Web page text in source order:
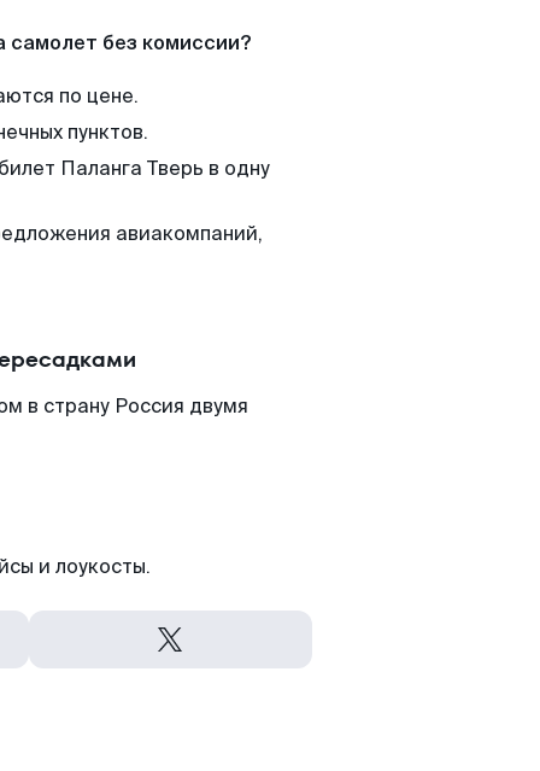
самолет без комиссии?
по цене.
пунктов.
Паланга Тверь в одну
авиакомпаний,
в страну Россия двумя
и лоукосты.